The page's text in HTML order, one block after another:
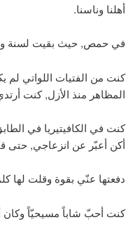
أهلنا وناسنا.
في حمص, حيث بقيت لسنة
كنت من الفتيات اللواتي
المظاهر منذ الأزل, كنت
كنت في الكافيتيريا في
أكن أعبّر عن انزعاجي, حتى
دفعتها عنّي بقوة وقلت لها
كنت أحبّ شاباً مسيحيّاً وكان